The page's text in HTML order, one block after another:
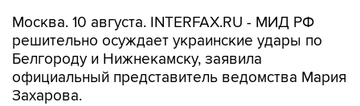
Москва. 10 августа. INTERFAX.RU - МИД РФ
решительно осуждает украинские удары по
Белгороду и Нижнекамску, заявила
официальный представитель ведомства Мария
Захарова.